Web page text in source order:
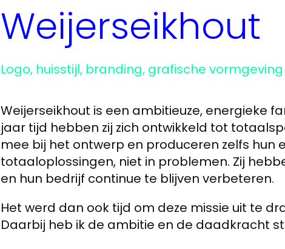
Weijerseikhout
Logo, huisstijl, branding, grafische vormgeving
Weijerseikhout is een ambitieuze, energieke
jaar tijd hebben zij zich ontwikkeld tot
mee bij het ontwerp en produceren zelfs hun
totaaloplossingen, niet in problemen. Zij
en hun bedrijf continue te blijven verbeteren.
Het werd dan ook tijd om deze missie uit te
Daarbij heb ik de ambitie en de daadkracht